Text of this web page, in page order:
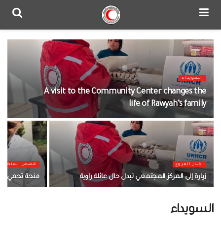
السويداء
A visit to the Community Center changes the
life of Rawyah’s family
أخبار الفروع
زيارة إلى المركز المجتمعي تبدل حال عائلة راوية
قصص المنظمة
منحة تحمي
السويداء